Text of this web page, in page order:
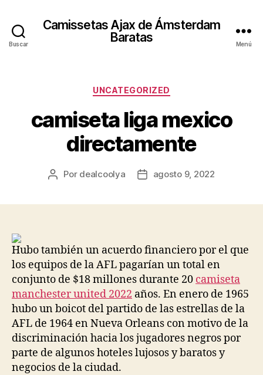
Buscar
Camissetas Ajax de Ámsterdam
Baratas
Menú
Categorías
UNCATEGORIZED
camiseta liga mexico
directamente
Autor
Por dealcoolya
Fechaagosto 9, 2022
Hubo también un acuerdo financiero por el que
los equipos de la AFL pagarían un total en
conjunto de $18 millones durante 20 camiseta
manchester united 2022 años. En enero de 1965
hubo un boicot del partido de las estrellas de la
AFL de 1964 en Nueva Orleans con motivo de la
discriminación hacia los jugadores negros por
parte de algunos hoteles lujosos y baratos y
negocios de la ciudad.